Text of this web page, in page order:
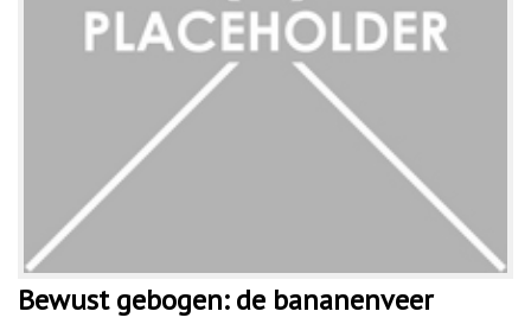
Bewust gebogen: de bananenveer